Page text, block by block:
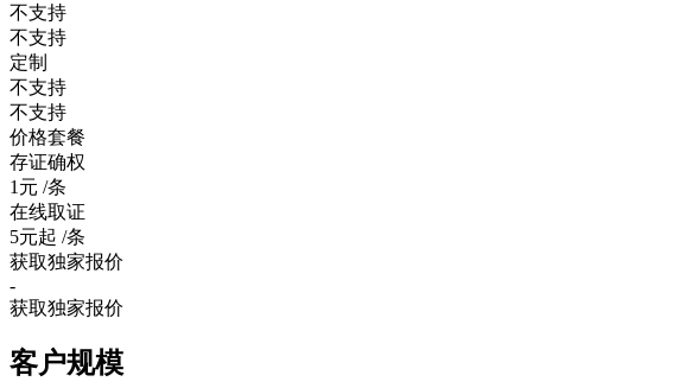
不支持
不支持
定制
不支持
不支持
价格套餐
存证确权
1元 /条
在线取证
5元起 /条
获取独家报价
-
获取独家报价
客户规模